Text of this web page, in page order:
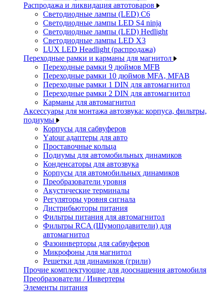
Распродажа и ликвидация автотоваров
Светодиодные лампы (LED) C6
Светодиодные лампы LED S4 ninja
Светодиодные лампы (LED) Hedlight
Светодиодные лампы LED X3
LUX LED Headlight (распродажа)
Переходные рамки и карманы для магнитол
Переходные рамки 9 дюймов MFB
Переходные рамки 10 дюймов MFA, MFAB
Переходные рамки 1 DIN для автомагнитол
Переходные рамки 2 DIN для автомагнитол
Карманы для автомагнитол
Аксессуары для монтажа автозвука: корпуса, фильтры,
подиумы
Корпусы для сабвуферов
Yаtour адаптеры для авто
Проставочные кольца
Подиумы для автомобильных динамиков
Конденсаторы для автозвука
Корпусы для автомобильных динамиков
Преобразователи уровня
Акустические терминалы
Регуляторы уровня сигнала
Дистрибьюторы питания
Фильтры питания для автомагнитол
Фильтры RCA (Шумоподавители) для
автомагнитол
Фазоинверторы для сабвуферов
Микрофоны для магнитол
Решетки для динамиков (грили)
Прочие комплектующие для дооснащения автомобиля
Преобразователи / Инвертеры
Элементы питания